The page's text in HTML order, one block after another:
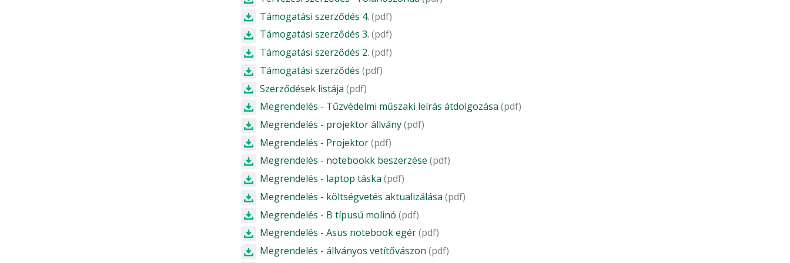
Támogatási szerződés 4. (pdf)
Támogatási szerződés 3. (pdf)
Támogatási szerződés 2. (pdf)
Támogatási szerződés (pdf)
Szerződések listája (pdf)
Megrendelés - Tűzvédelmi műszaki leírás átdolgozása (pdf)
Megrendelés - projektor állvány(pdf)
Megrendelés - Projektor(pdf)
Megrendelés - notebookk beszerzése (pdf)
Megrendelés - laptop táska (pdf)
Megrendelés - költségvetés aktualizálása (pdf)
Megrendelés - B típusú molinó (pdf)
Megrendelés - Asus notebook egér(pdf)
Megrendelés - állványos vetítővászon (pdf)